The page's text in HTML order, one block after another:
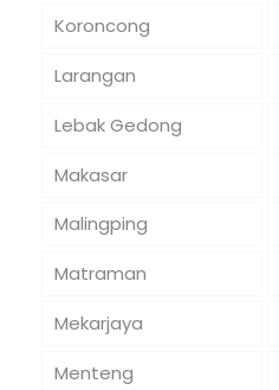
Koroncong
Larangan
Lebak Gedong
Makasar
Malingping
Matraman
Mekarjaya
Menteng